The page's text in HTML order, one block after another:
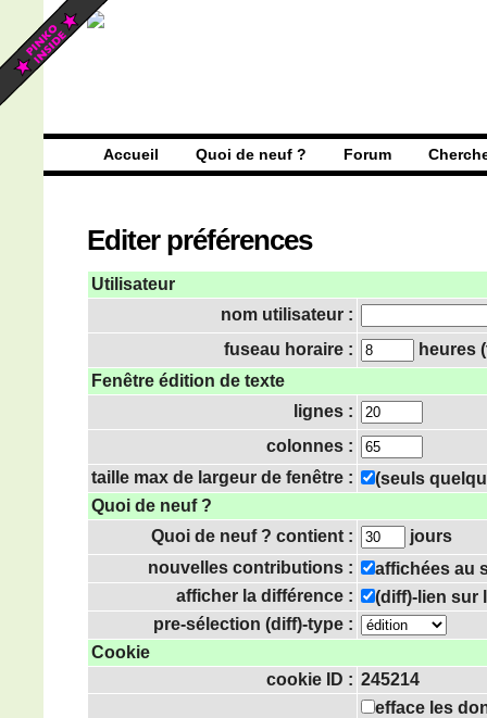
Accueil Quoi de neuf ? Forum
Editer préférences
Utilisateur
nom utilisateur :
fuseau horaire :
heures
Fenêtre édition de texte
lignes :
colonnes :
taille max de largeur de fenêtre :
(seuls
Quoi de neuf ?
Quoi de neuf ? contient :
jours
nouvelles contributions :
affichées au
afficher la différence :
(diff)-lien sur
pre-sélection (diff)-type :
Cookie
cookie ID : 245214
efface les